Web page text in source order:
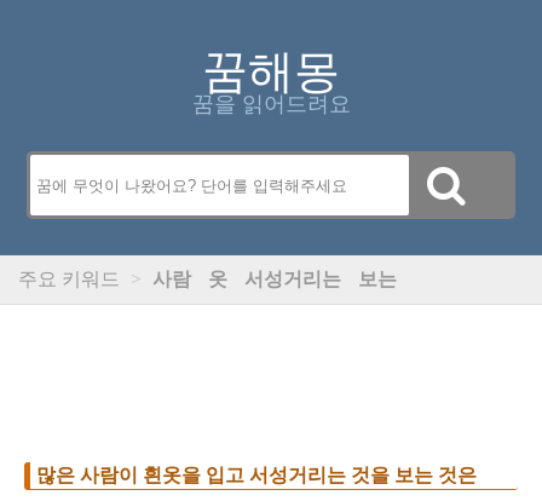
꿈해몽
꿈을 읽어드려요
주요 키워드 > 사람 옷 서성거리는 보는
많은 사람이 흰옷을 입고 서성거리는 것을 보는 것은